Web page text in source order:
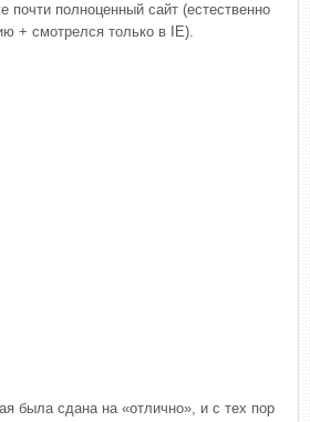
почти полноценный сайт (естественно
+ смотрелся только в IE).
была сдана на «отлично», и с тех пор